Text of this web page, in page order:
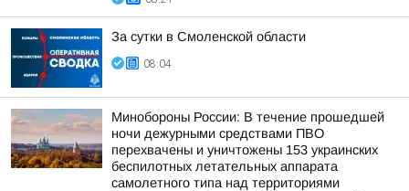
За сутки в Смоленской области
08:04
Минобороны России: В течение прошедшей
ночи дежурными средствами ПВО
перехвачены и уничтожены 153 украинских
беспилотных летательных аппарата
самолетного типа над территориями